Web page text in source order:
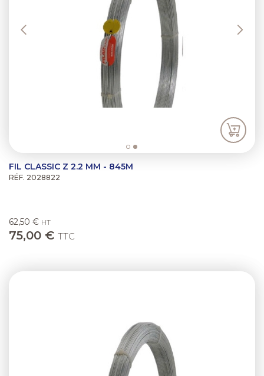
FIL CLASSIC Z 2.2 MM - 845M
RÉF. 2028822
62,50 € HT
75,00 € TTC